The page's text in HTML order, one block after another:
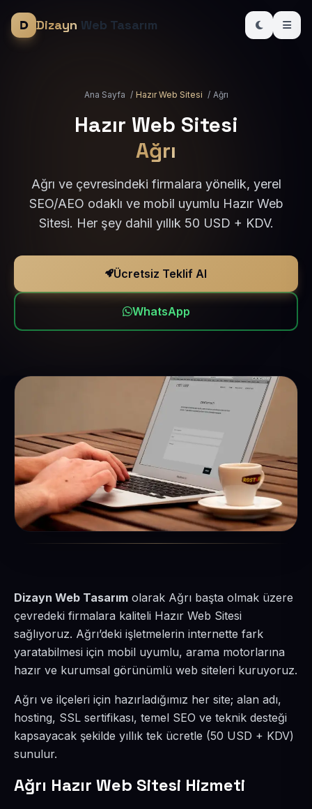
Dizayn Web Tasarım
Ana Sayfa / Hazır Web Sitesi / Ağrı
Hazır Web Sitesi
Ağrı
Ağrı ve çevresindeki firmalara yönelik, yerel
SEO/AEO odaklı ve mobil uyumlu Hazır Web
Sitesi. Her şey dahil yıllık 50 USD + KDV.
Ücretsiz Teklif Al
WhatsApp
Dizayn Web Tasarım olarak Ağrı başta olmak üzere
çevredeki firmalara kaliteli Hazır Web Sitesi
sağlıyoruz. Ağrı’deki işletmelerin internette fark
yaratabilmesi için mobil uyumlu, arama motorlarına
hazır ve kurumsal görünümlü web siteleri kuruyoruz.
Ağrı ve ilçeleri için hazırladığımız her site; alan adı,
hosting, SSL sertifikası, temel SEO ve teknik desteği
kapsayacak şekilde yıllık tek ücretle (50 USD + KDV)
sunulur.
Ağrı Hazır Web Sitesi Hizmeti